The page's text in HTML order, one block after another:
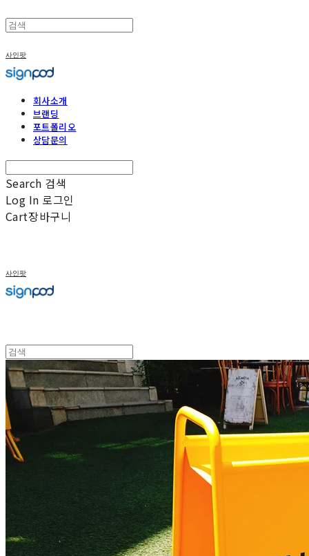
사인팟
회사소개
브랜딩
포트폴리오
상담문의
Search 검색
Log In 로그인
Cart장바구니
사인팟